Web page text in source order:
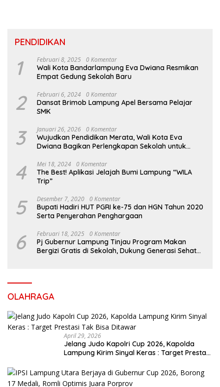
PENDIDIKAN
1 Februari 8, 2025 0 Komentar
Wali Kota Bandarlampung Eva Dwiana Resmikan
Empat Gedung Sekolah Baru
2 Februari 6, 2024 0 Komentar
Dansat Brimob Lampung Apel Bersama Pelajar
SMK
3 Januari 26, 2026 0 Komentar
Wujudkan Pendidikan Merata, Wali Kota Eva
Dwiana Bagikan Perlengkapan Sekolah untuk
4 Mei 18, 2024 0 Komentar
The Best! Aplikasi Jelajah Bumi Lampung “WILA
Trip”
5 Desember 7, 2020 0 Komentar
Bupati Hadiri HUT PGRI ke-75 dan HGN Tahun 2020
Serta Penyerahan Penghargaan
6 Februari 18, 2025 0 Komentar
Pj Gubernur Lampung Tinjau Program Makan
Bergizi Gratis di Sekolah, Dukung Generasi Sehat
OLAHRAGA
April 29, 2026
Jelang Judo Kapolri Cup 2026, Kapolda
Lampung Kirim Sinyal Keras : Target Prestasi